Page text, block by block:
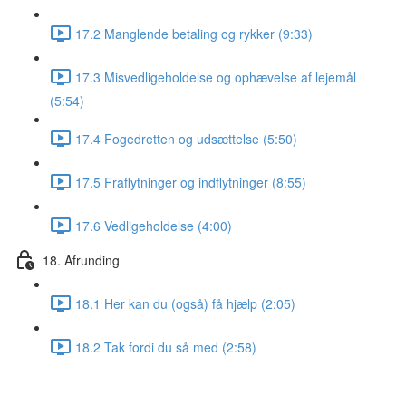
17.2 Manglende betaling og rykker (9:33)
17.3 Misvedligeholdelse og ophævelse af lejemål
(5:54)
17.4 Fogedretten og udsættelse (5:50)
17.5 Fraflytninger og indflytninger (8:55)
17.6 Vedligeholdelse (4:00)
18. Afrunding
18.1 Her kan du (også) få hjælp (2:05)
18.2 Tak fordi du så med (2:58)